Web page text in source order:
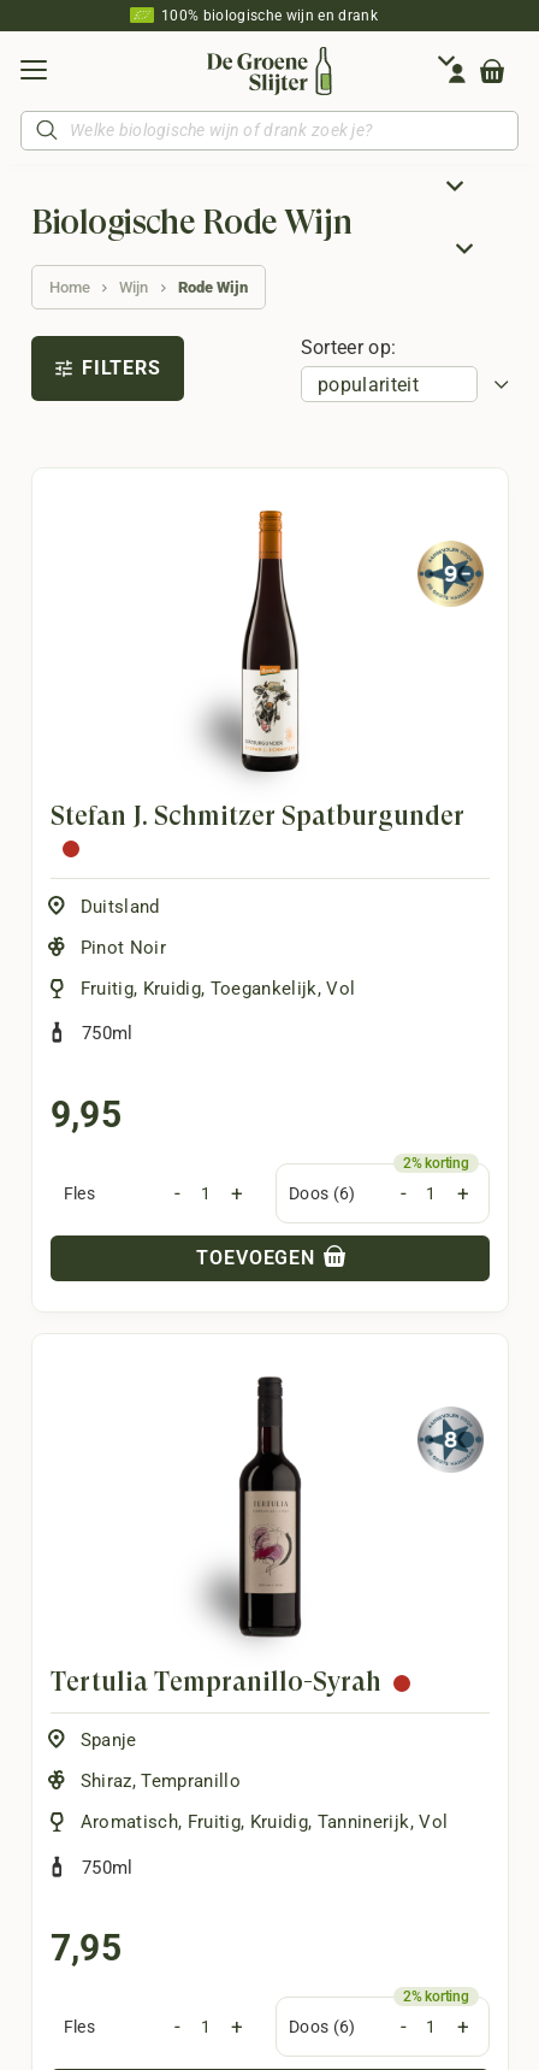
100% biologische wijn en drank
Producten
zoeken
Stefan J. Schmitzer Spätburgunder
Duitsland
Pinot Noir
Fruitig, Kruidig, Toegankelijk,Vol
750ml
9,95
Fles - + Doos (6) - +
TOEVOEGEN
Tertulia Tempranillo-Syrah
Spanje
Shiraz,Tempranillo
Aromatisch, Fruitig, Kruidig, Tanninerijk,Vol
750ml
7,95
Fles - + Doos (6) - +
Biologische Rode Wijn
Home Wijn Rode Wijn
tune FILTERS
Sorteer op: